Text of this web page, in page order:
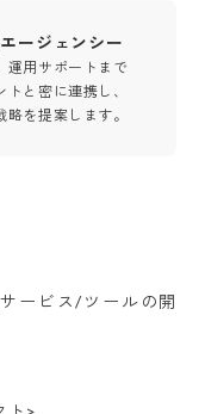
ージェンシー
運用サポートまで
と密に連携し、
を提案します。
ービス/ツールの開